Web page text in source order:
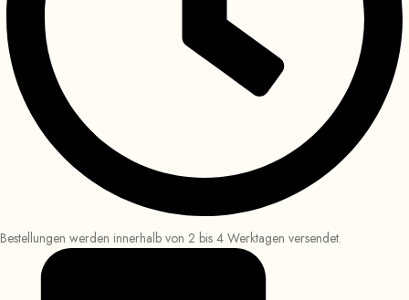
Bestellungen werden innerhalb von 2 bis 4 Werktagen versendet.